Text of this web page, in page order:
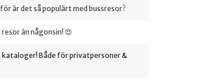
är det så populärt med bussresor?
resor än någonsin! 😍
kataloger! Både för privatpersoner &